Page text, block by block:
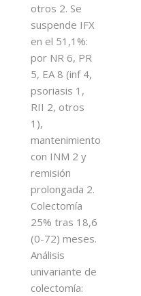
otros 2. Se
suspende IFX
en el 51,1%:
por NR 6, PR
5, EA 8 (inf 4,
psoriasis 1,
RII 2, otros
1),
mantenimiento
con INM 2 y
remisión
prolongada 2.
Colectomía
25% tras 18,6
(0-72) meses.
Análisis
univariante de
colectomía: